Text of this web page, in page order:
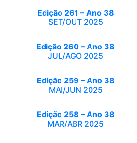
Edição 261 – Ano 38
SET/OUT 2025
Edição 260 – Ano 38
JUL/AGO 2025
Edição 259 – Ano 38
MAI/JUN 2025
Edição 258 – Ano 38
MAR/ABR 2025